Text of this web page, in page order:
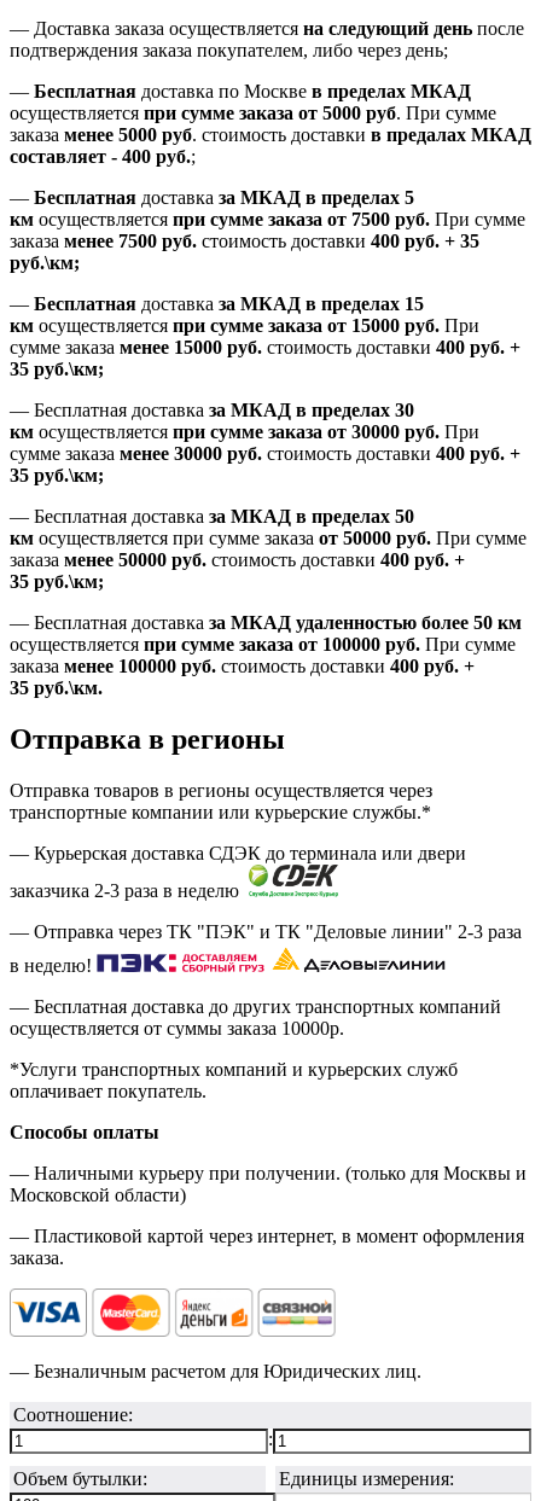
— Доставка заказа осуществляется на следующий день после
подтверждения заказа покупателем, либо через день;
— Бесплатная доставка по Москве в пределах МКАД
осуществляется при сумме заказа от 5000 руб. При сумме
заказа менее 5000 руб. стоимость доставки в предалах МКАД
составляет - 400 руб.;
— Бесплатная доставка за МКАД в пределах 5
км осуществляется при сумме заказа от 7500 руб. При сумме
заказа менее 7500 руб. стоимость доставки 400 руб. + 35
руб.\км;
— Бесплатная доставка за МКАД в пределах 15
км осуществляется при сумме заказа от 15000 руб. При
сумме заказа менее 15000 руб. стоимость доставки 400 руб. +
35 руб.\км;
— Бесплатная доставка за МКАД в пределах 30
км осуществляется при сумме заказа от 30000 руб. При
сумме заказа менее 30000 руб. стоимость доставки 400 руб. +
35 руб.\км;
— Бесплатная доставка за МКАД в пределах 50
км осуществляется при сумме заказа от 50000 руб. При сумме
заказа менее 50000 руб. стоимость доставки 400 руб. +
35 руб.\км;
— Бесплатная доставка за МКАД удаленностью более 50 км
осуществляется при сумме заказа от 100000 руб. При сумме
заказа менее 100000 руб. стоимость доставки 400 руб. +
35 руб.\км.
Отправка в регионы
Отправка товаров в регионы осуществляется через
транспортные компании или курьерские службы.*
— Курьерская доставка СДЭК до терминала или двери
заказчика 2-3 раза в неделю
— Отправка через ТК "ПЭК" и ТК "Деловые линии" 2-3 раза
в неделю!
— Бесплатная доставка до других транспортных компаний
осуществляется от суммы заказа 10000р.
*Услуги транспортных компаний и курьерских служб
оплачивает покупатель.
Способы оплаты
— Наличными курьеру при получении. (только для Москвы и
Московской области)
— Пластиковой картой через интернет, в момент оформления
заказа.
— Безналичным расчетом для Юридических лиц.
Соотношение:
:
Объем бутылки:
Единицы измерения: